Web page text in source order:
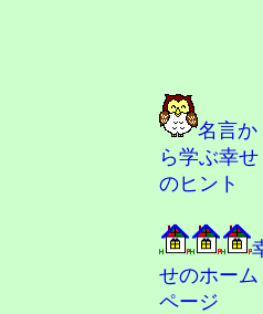
名言か
ら学ぶ幸せ
のヒント
せのホーム
ページ